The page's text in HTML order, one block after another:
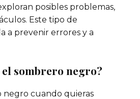
posibles problemas,
Este tipo de
a prevenir errores y a
sombrero negro?
negro cuando quieras